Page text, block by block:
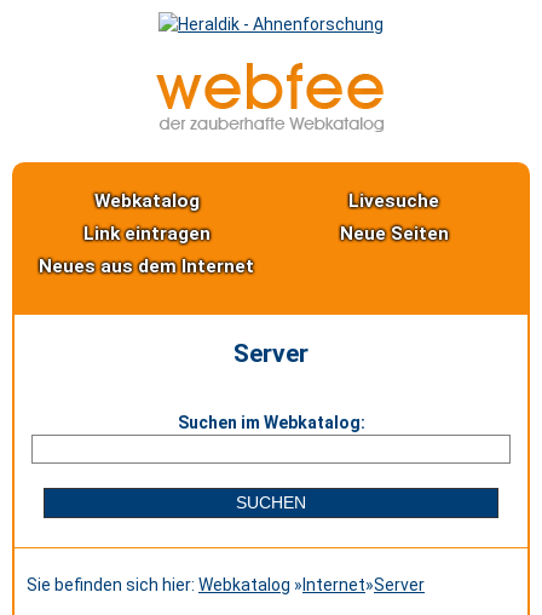
Webkatalog
Livesuche
Link eintragen
Neue Seiten
Neues aus dem Internet
Server
Suchen im Webkatalog:
Sie befinden sich hier: Webkatalog » Internet»Server